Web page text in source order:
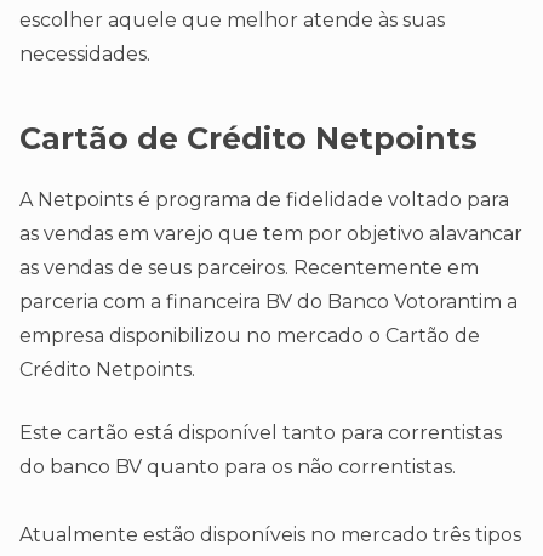
escolher aquele que melhor atende às suas
necessidades.
Cartão de Crédito Netpoints
A Netpoints é programa de fidelidade voltado para
as vendas em varejo que tem por objetivo alavancar
as vendas de seus parceiros. Recentemente em
parceria com a financeira BV do Banco Votorantim a
empresa disponibilizou no mercado o Cartão de
Crédito Netpoints.
Este cartão está disponível tanto para correntistas
do banco BV quanto para os não correntistas.
Atualmente estão disponíveis no mercado três tipos